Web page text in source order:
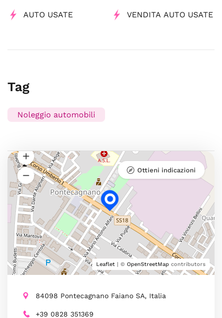
AUTO USATE VENDITA AUTO USATE
Tag
Noleggio automobili
Leaflet | © OpenStreetMap contributors
Ottieni indicazioni
84098 Pontecagnano Faiano SA, Italia
+39 0828 351369